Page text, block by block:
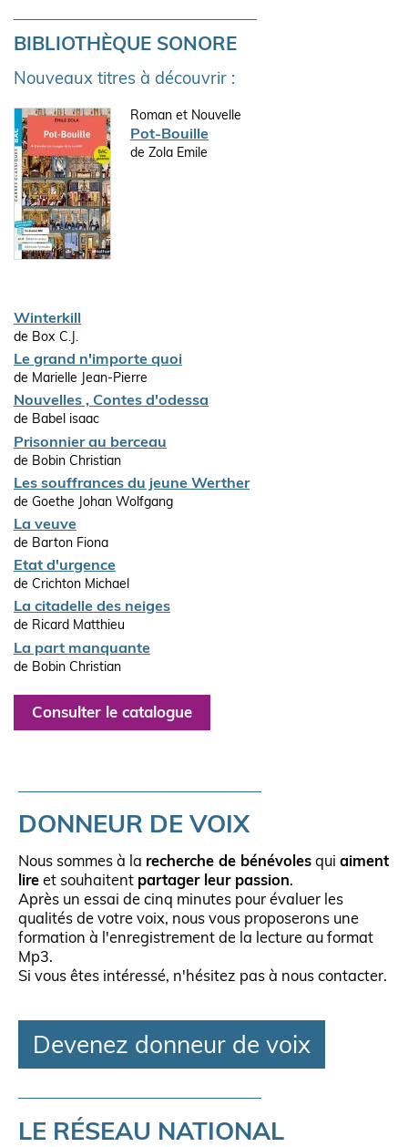
BIBLIOTHÈQUE SONORE
Nouveaux titres à découvrir :
Roman et Nouvelle
Pot-Bouille
de Zola Emile
Winterkill
de Box C.J.
Le grand n'importe quoi
de Marielle Jean-Pierre
Nouvelles , Contes d'odessa
de Babel isaac
Prisonnier au berceau
de Bobin Christian
Les souffrances du jeune Werther
de Goethe Johan Wolfgang
La veuve
de Barton Fiona
Etat d'urgence
de Crichton Michael
La citadelle des neiges
de Ricard Matthieu
La part manquante
de Bobin Christian
Consulter le catalogue
DONNEUR DE VOIX
Nous sommes à la recherche de bénévoles qui aiment
lire et souhaitent partager leur passion.
Après un essai de cinq minutes pour évaluer les
qualités de votre voix, nous vous proposerons une
formation à l'enregistrement de la lecture au format
Mp3.
Si vous êtes intéressé, n'hésitez pas à nous contacter.
Devenez donneur de voix
LE RÉSEAU NATIONAL